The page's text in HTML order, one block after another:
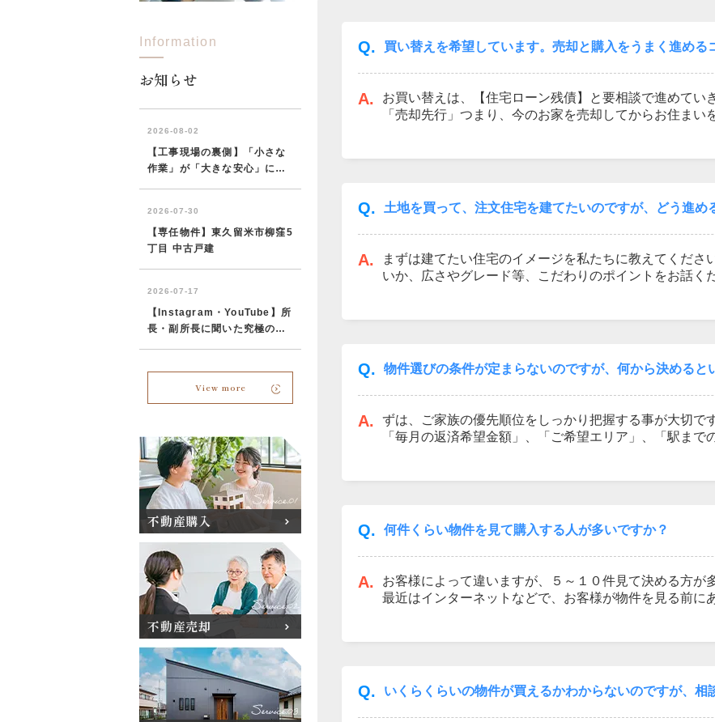
所沢市 川越市 狭山市 ふじみ野市 富士見市 志木市 新座市 朝霞市
東久留米市
Q. 買い替えを希望しています。売却と購入をうまく進める
A.
お買い替えは、【住宅ローン残債】と要相談で進めてい
「売却先行」つまり、今のお家を売却してからお住まい
が、現在の住宅ローンを持ちながら次の住宅ローンの
を致します。
Q. 土地を買って、注文住宅を建てたいのですが、どう進め
A.
まずは建てたい住宅のイメージを私たちに教えてくださ
いか、広さやグレード等、こだわりのポイントをお話く
ご希望を踏まえながら、おおよその建築費用を算出し
は“家づくり”のプロと“土地探し”のプロがタッグを組んで
Q. 物件選びの条件が定まらないのですが、何から決めると
A.
ずは、ご家族の優先順位をしっかり把握する事が大切で
「毎月の返済希望金額」、「ご希望エリア」、「駅まで
いか」、「3LDKか4LDK」、「戸建かマンションか」
歩する】というポイントを決めると、条件が定まりやす
Q. 何件くらい物件を見て購入する人が多いですか？
A.
お客様によって違いますが、５～１０件見て決める方が
最近はインターネットなどで、お客様が物件を見る前に
だきます！！
Q. いくらくらいの物件が買えるかわからないのですが、相
Information
お知らせ
View more
不動産購入
不動産売却